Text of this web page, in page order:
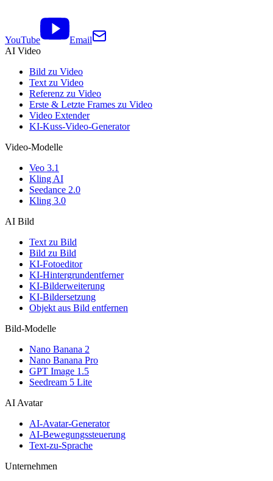
YouTube
Email
AI Video
Bild zu Video
Text zu Video
Referenz zu Video
Erste & Letzte Frames zu Video
Video Extender
KI-Kuss-Video-Generator
Video-Modelle
Veo 3.1
Kling AI
Seedance 2.0
Kling 3.0
AI Bild
Text zu Bild
Bild zu Bild
KI-Fotoeditor
KI-Hintergrundentferner
KI-Bilderweiterung
KI-Bildersetzung
Objekt aus Bild entfernen
Bild-Modelle
Nano Banana 2
Nano Banana Pro
GPT Image 1.5
Seedream 5 Lite
AI Avatar
AI-Avatar-Generator
AI-Bewegungssteuerung
Text-zu-Sprache
Unternehmen